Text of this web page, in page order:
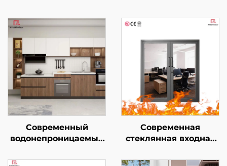
Современный
водонепроницаемый
полностью
Современная
стеклянная входная
безопасности для